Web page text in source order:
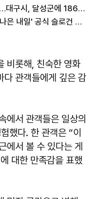
"국내 최초 로봇 인증 거점 확보"…대구시, 달성군에 186억 투입해 휴머노이드 센터 구축
변화와 성장 시각화…대구시 '더 나은 내일' 공식 슬로건 디자인 공개
비롯해, 친숙한 영화
다 관객들에게 깊은 감
에서 관객들은 일상의
했다. 한 관객은 “이
에서 볼 수 있다는 게
대한 만족감을 표했